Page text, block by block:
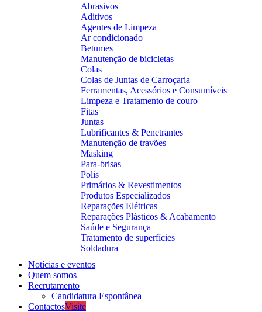
Abrasivos
Aditivos
Agentes de Limpeza
Ar condicionado
Betumes
Manutenção de bicicletas
Colas
Colas de Juntas de Carroçaria
Ferramentas, Acessórios e Consumíveis
Limpeza e Tratamento de couro
Fitas
Juntas
Lubrificantes & Penetrantes
Manutenção de travões
Masking
Para-brisas
Polis
Primários & Revestimentos
Produtos Especializados
Reparações Elétricas
Reparações Plásticos & Acabamento
Saúde e Segurança
Tratamento de superfícies
Soldadura
Notícias e eventos
Quem somos
Recrutamento
Candidatura Espontânea
ContactosVisite